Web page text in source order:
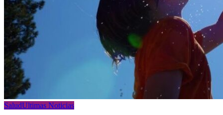
SaludUltimas Noticias